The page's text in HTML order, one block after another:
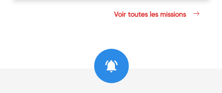
Voir toutes les missions